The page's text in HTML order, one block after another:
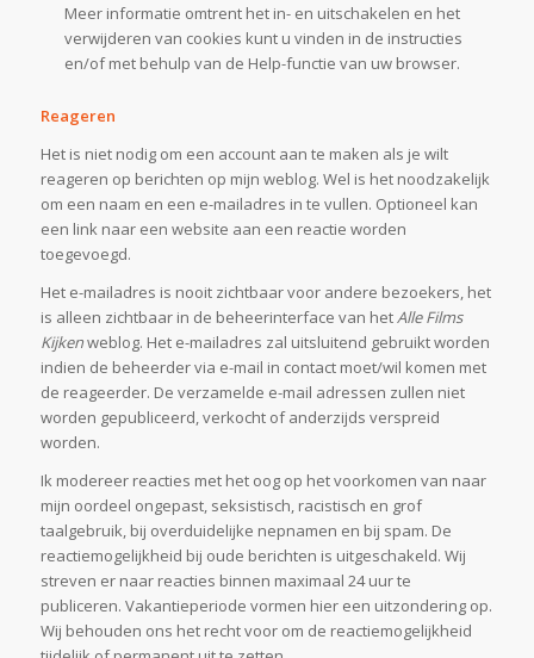
Meer informatie omtrent het in- en uitschakelen en het
verwijderen van cookies kunt u vinden in de instructies
en/of met behulp van de Help-functie van uw browser.
Reageren
Het is niet nodig om een account aan te maken als je wilt
reageren op berichten op mijn weblog. Wel is het noodzakelijk
om een naam en een e-mailadres in te vullen. Optioneel kan
een link naar een website aan een reactie worden
toegevoegd.
Het e-mailadres is nooit zichtbaar voor andere bezoekers, het
is alleen zichtbaar in de beheerinterface van hetAlle Films
Kijkenweblog. Het e-mailadres zal uitsluitend gebruikt worden
indien de beheerder via e-mail in contact moet/wil komen met
de reageerder. De verzamelde e-mail adressen zullen niet
worden gepubliceerd, verkocht of anderzijds verspreid
worden.
Ik modereer reacties met het oog op het voorkomen van naar
mijn oordeel ongepast, seksistisch, racistisch en grof
taalgebruik, bij overduidelijke nepnamen en bij spam. De
reactiemogelijkheid bij oude berichten is uitgeschakeld. Wij
streven er naar reacties binnen maximaal 24 uur te
publiceren. Vakantieperiode vormen hier een uitzondering op.
Wij behouden ons het recht voor om de reactiemogelijkheid